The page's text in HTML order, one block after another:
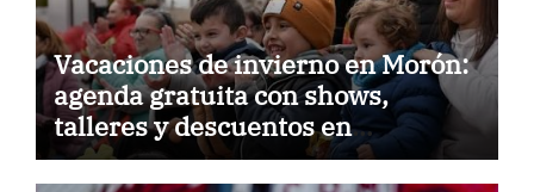
Vacaciones de invierno en Morón:
agenda gratuita con shows,
talleres y descuentos en
gastronomía